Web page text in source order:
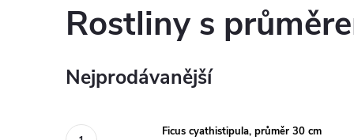
Rostliny s
Nejprodávanější
Ficus cyathistipula, průměr 30 cm